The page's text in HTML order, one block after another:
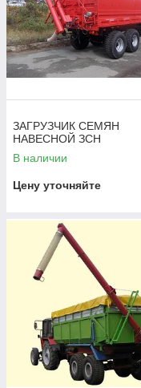
ЗАГРУЗЧИК СЕМЯН
НАВЕСНОЙ ЗСН
В наличии
Цену уточняйте